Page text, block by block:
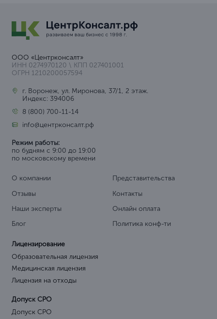
ООО «Центрконсалт»
ИНН 0274970120 \ КПП 027401001
ОГРН 1210200057594
г. Воронеж, ул. Миронова, 37/1, 2 этаж.
Индекс: 394006
8 (800) 700-11-14
info@центрконсалт.рф
Режим работы:
по будням с 9:00 до 19:00
по московскому времени
О компании
Отзывы
Наши эксперты
Блог
Представительства
Контакты
Онлайн оплата
Политика конф-ти
Лицензирование
Образовательная лицензия
Медицинская лицензия
Лицензия на отходы
Допуск СРО
Допуск СРО